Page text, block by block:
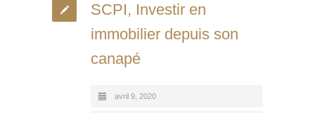
SCPI, Investir en
immobilier depuis son
canapé
avril 9, 2020